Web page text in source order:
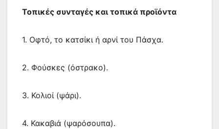
Τοπικές συνταγές και τοπικά προϊόντα
1. Οφτό, το κατσίκι ή αρνί του Πάσχα.
2. Φούσκες (όστρακο).
3. Κολιοί (ψάρι).
4. Κακαβιά (ψαρόσουπα).